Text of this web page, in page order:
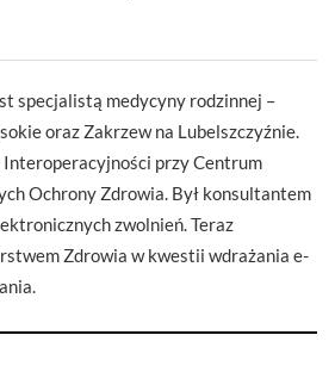
specjalistą medycyny rodzinnej –
oraz Zakrzew na Lubelszczyźnie.
Interoperacyjności przy Centrum
Ochrony Zdrowia. Był konsultantem
zwolnień. Teraz
Zdrowia w kwestii wdrażania e-